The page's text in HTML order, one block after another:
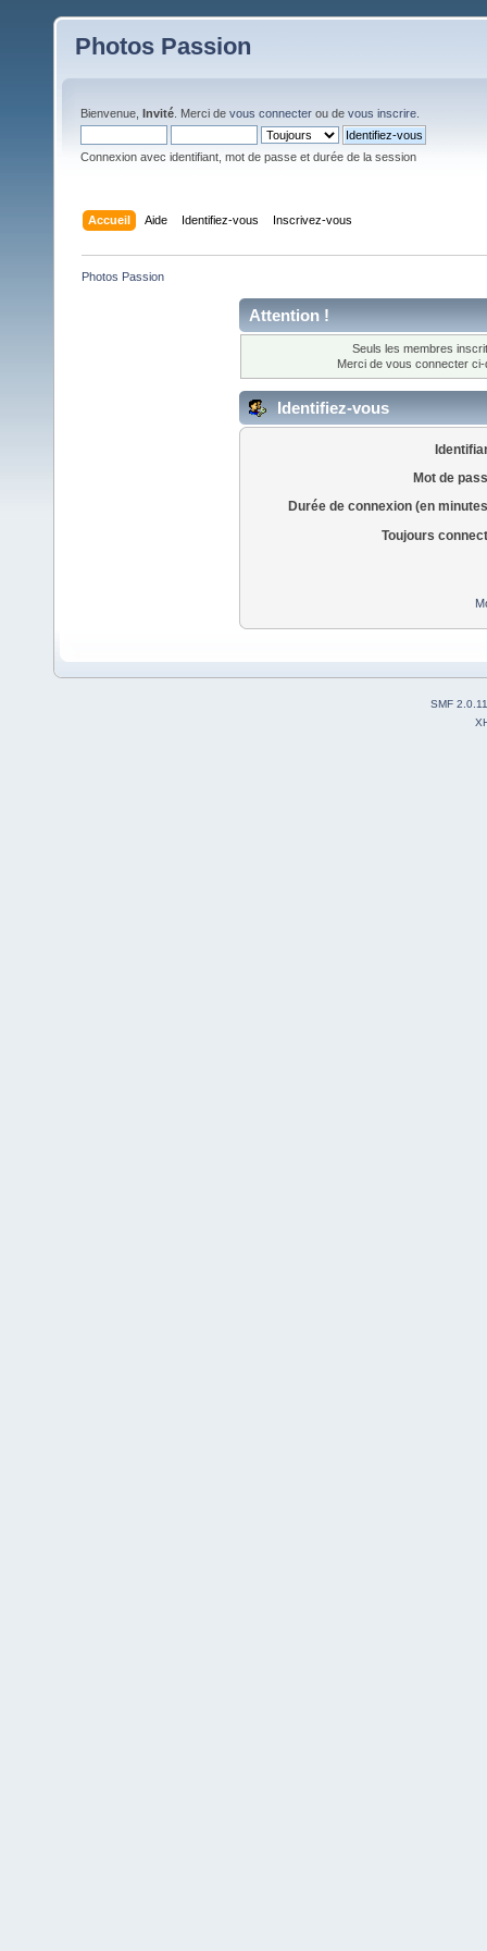
Photos Passion
Bienvenue, Invité . Merci de vous connecter ou de vous inscrire
Connexion avec identifiant, mot de passe et durée de la session
Accueil Aide Identifiez-vous Inscrivez-vous
Photos Passion
Attention !
Seuls les membres
Merci de vous connecter
Identifiez-vous
Mot de
Durée de connexion (en
Toujours
SMF 2.0.11